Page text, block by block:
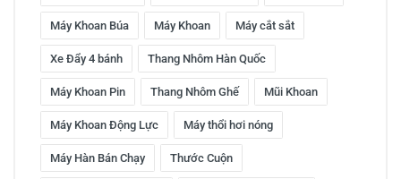
Máy Khoan Búa Máy Khoan Máy cắt sắt
Xe Đẩy 4 bánh Thang Nhôm Hàn Quốc
Máy Khoan Pin Thang Nhôm Ghế Mũi Khoan
Máy Khoan Động Lực Máy thổi hơi nóng
Máy Hàn Bán Chạy Thước Cuộn